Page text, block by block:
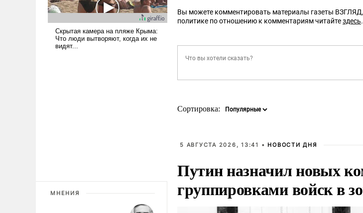
МНЕНИЯ
Вы можете комментировать материалы газеты ВЗГЛЯД,
политике по отношению к комментариям читайтездесь.
Сортировка:
5 АВГУСТА 2026, 13:41 • НОВОСТИ ДНЯ
Путин назначил новых
группировками войск в